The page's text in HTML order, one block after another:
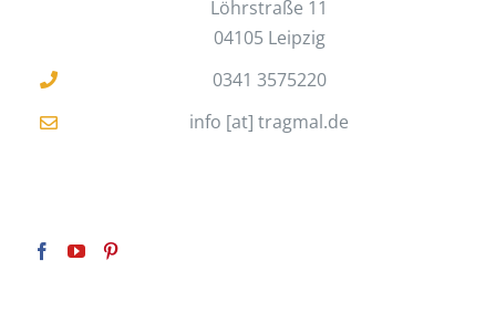
Löhrstraße 11
04105 Leipzig
0341 3575220
info [at] tragmal.de